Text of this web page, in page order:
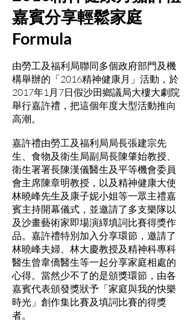
嘉賓分享輕鬆家庭
Formula
由勞工及福利局聯同多個政府部門及機
構舉辦的「2016精神健康月」活動，於
2017年1月7日假沙田鄉議局大樓大劇院
舉行嘉許禮，把這個年度大型活動推向
高潮。
嘉許禮由勞工及福利局局長張建宗先
生、食物及衛生局副局長陳肇始教授、
衛生署署長陳漢儀醫生及平等機會委員
會主席陳章明教授，以及精神健康大使
林曉峰先生及康子妮小姐等一眾主禮嘉
賓主持開幕儀式，並邀請了多支樂隊以
及沙畫藝術家即場演繹填詞比賽得獎作
品。嘉許禮特別加入分享環節，邀請了
林曉峰夫婦、林大慶教授及精神科專科
醫生曾韋僑醫生等一起分享家庭相處的
心得。當然少不了的是頒獎環節，由各
嘉賓代表頒發獎狀予「家庭與我的快樂
時光」創作集比賽及填詞比賽的得獎
者。